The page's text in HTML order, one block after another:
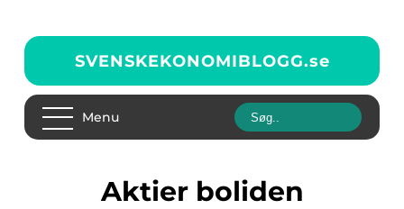
SVENSKEKONOMIBLOGG.se
Menu
aktier boliden